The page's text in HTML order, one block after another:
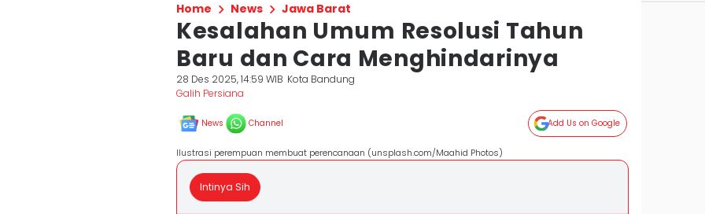
Home News Jawa Barat
Kesalahan Umum Resolusi Tahun
Baru dan Cara Menghindarinya
28 Des 2025, 14:59 WIB Kota Bandung
Galih Persiana
News Channel Add Us on Google
Ilustrasi perempuan membuat perencanaan (unsplash.com/Maahid Photos)
Intinya Sih